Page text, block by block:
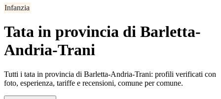
Infanzia
Tata in provincia di Barletta-
Andria-Trani
Tutti i tata in provincia di Barletta-Andria-Trani: profili verificati con
foto, esperienza, tariffe e recensioni, comune per comune.